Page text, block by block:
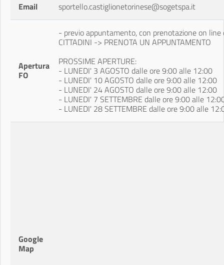
Email sportello.castiglionetorinese@sogetspa.it
Apertura
FO
- previo appuntamento, con prenotazione on
CITTADINI -> PRENOTA UN APPUNTAMENTO
PROSSIME APERTURE:
- LUNEDI' 3 AGOSTO dalle ore 9:00 alle 12:00
- LUNEDI' 10 AGOSTO dalle ore 9:00 alle 12:00
- LUNEDI' 24 AGOSTO dalle ore 9:00 alle 12:00
- LUNEDI' 7 SETTEMBRE dalle ore 9:00 alle
- LUNEDI' 28 SETTEMBRE dalle ore 9:00 alle
Google
Map